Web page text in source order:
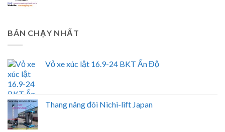
BÁN CHẠY NHẤT
Vỏ xe xúc lật 16.9-24 BKT Ấn Độ
Thang nâng đôi Nichi-lift Japan